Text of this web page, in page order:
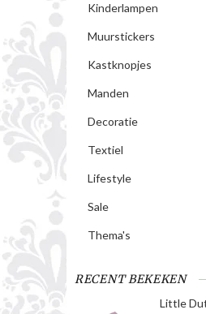
Kinderlampen
Muurstickers
Kastknopjes
Manden
Decoratie
Textiel
Lifestyle
Sale
Thema's
RECENT BEKEKEN
Little